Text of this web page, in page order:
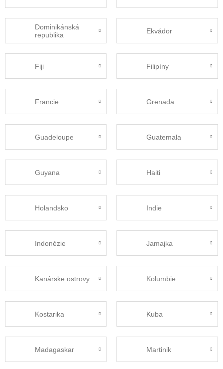
Dominikánská
republika
Ekvádor
Fiji Filipíny
Francie Grenada
Guadeloupe Guatemala
Guyana Haiti
Holandsko Indie
Indonézie Jamajka
Kanárske ostrovy Kolumbie
Kostarika Kuba
Madagaskar Martinik